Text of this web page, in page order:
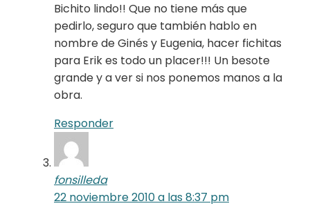
Bichito lindo!! Que no tiene más que
pedirlo, seguro que también hablo en
nombre de Ginés y Eugenia, hacer fichitas
para Erik es todo un placer!!! Un besote
grande y a ver si nos ponemos manos a la
obra.
Responder
fonsilleda
22 noviembre 2010 a las 8:37 pm